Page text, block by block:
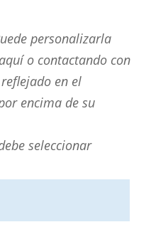
personalizarla
o contactando con
en el
encima de su
seleccionar